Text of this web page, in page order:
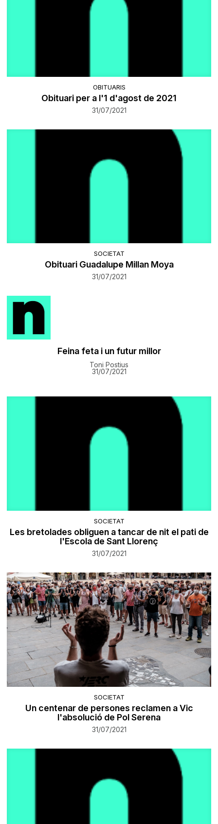
OBITUARIS
Obituari per a l'1 d'agost de 2021
31/07/2021
SOCIETAT
Obituari Guadalupe Millan Moya
31/07/2021
Feina feta i un futur millor
Toni Postius
31/07/2021
SOCIETAT
Les bretolades obliguen a tancar de nit el pati de
l'Escola de Sant Llorenç
31/07/2021
SOCIETAT
Un centenar de persones reclamen a Vic
l'absolució de Pol Serena
31/07/2021